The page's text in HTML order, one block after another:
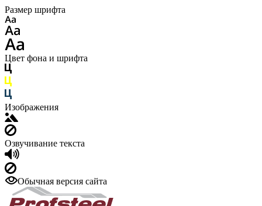
Размер шрифта
Цвет фона и шрифта
Изображения
Озвучивание текста
Обычная версия сайта